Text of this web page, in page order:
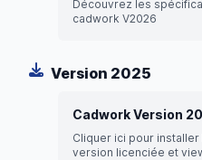
Découvrez les
cadwork V2026
Version 2025
Cadwork Version
Cliquer ici pour
version licenciée et